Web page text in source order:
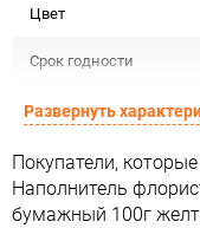
Цвет
Срок годности
Страна изготовителя
Предназначение
Сертификация
Развернуть
Покупатели,
Наполнитель
бумажный 100г